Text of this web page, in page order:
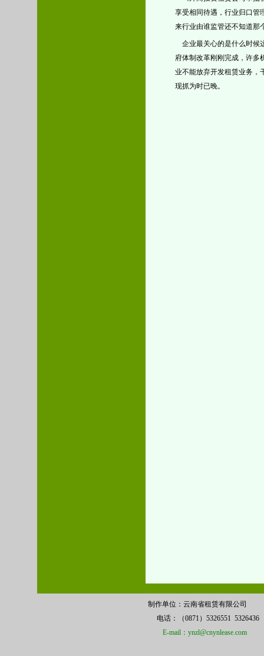
享受相同待遇，行业归口管
来行业由谁监管还不知道那
企业最关心的是什么时候
府体制改革刚刚完成，许多
业不能放弃开发租赁业务，
现抓为时已晚。
制作单位：云南省租赁有限公司
电话：（0871）5326551
E-mail：ynzl@cnynlease.com